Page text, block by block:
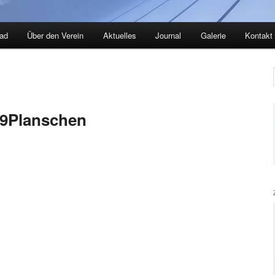
Über den Verein Aktuelles Journal Galerie Kontakt